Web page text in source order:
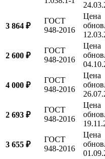
3 864 ₽
ГОСТ
948-2016
Цена
2 600 ₽
ГОСТ
948-2016
Цена
4 000 ₽
ГОСТ
948-2016
Цена
2 693 ₽
ГОСТ
948-2016
Цена
3 655 ₽
ГОСТ
948-2016
Цена